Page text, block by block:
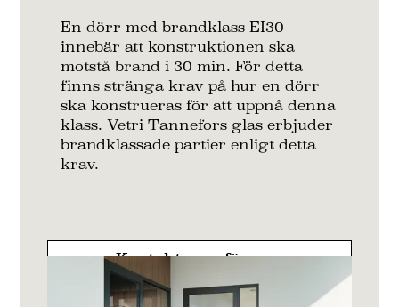
En dörr med brandklass EI30
innebär att konstruktionen ska
motstå brand i 30 min. För detta
finns stränga krav på hur en dörr
ska konstrueras för att uppnå denna
klass. Vetri Tannefors glas erbjuder
brandklassade partier enligt detta
krav.
Kontakta oss för mer